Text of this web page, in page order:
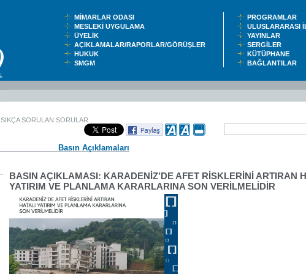
MİMARLAR ODASI
MESLEKİ UYGULAMA
ÜYELİK
AÇIKLAMALAR/RAPORLAR/GÖRÜŞLER
HUKUK
SMGM
PROGRAMLAR
ULUSLARARASI
YAYINLAR
SERGİLER
KÜTÜPHANE
BAĞLANTILAR
SIKÇA SORULAN SORULAR
Basın Açıklamaları
BASIN AÇIKLAMASI: KARADENİZ’DE AFET RİSKLERİNİ ARTIRAN
YATIRIM VE PLANLAMA KARARLARINA SON VERİLMELİDİR